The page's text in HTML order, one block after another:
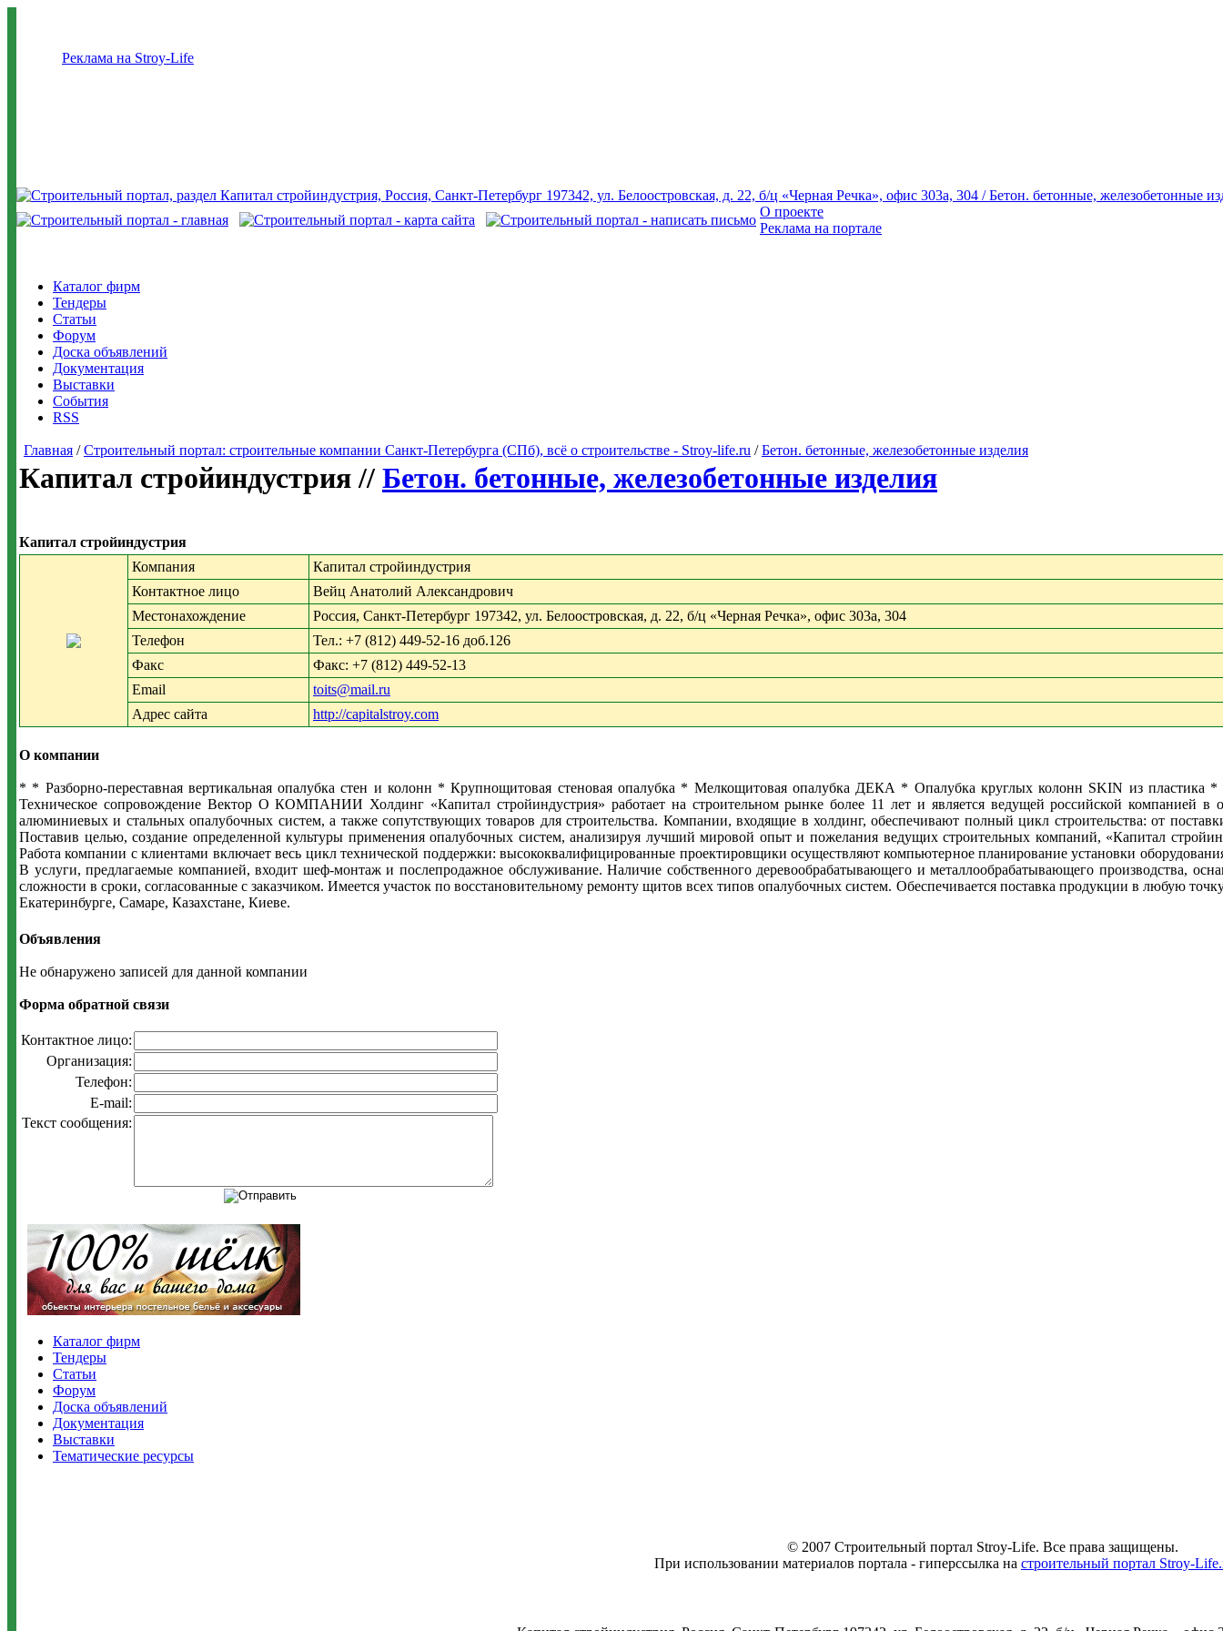
Реклама на Stroy-Life
О проекте
Реклама на портале
Каталог фирм
Тендеры
Статьи
Форум
Доска объявлений
Документация
Выставки
События
RSS
Главная /Строительный портал: строительные компании Санкт-Петербурга (СПб), всё о строительстве - Stroy-life.ru /Бетон. бетонные, железобетонные изделия
Капитал стройиндустрия // Бетон. бетонные, железобетонные изделия
Капитал стройиндустрия
Компания
Капитал стройиндустрия
Контактное лицо
Вейц Анатолий Александрович
Местонахождение
Россия, Санкт-Петербург 197342, ул. Белоостровская, д. 22, б/ц «Черная Речка», офис 303a, 304
Телефон
Тел.: +7 (812) 449-52-16 доб.126
Факс
Факс: +7 (812) 449-52-13
Email
toits@mail.ru
Адрес сайта
http://capitalstroy.com
О компании
* * Разборно-переставная вертикальная опалубка стен и колонн * Крупнощитовая стеновая опалубка * Мелкощитовая опалубка ДЕКА * Опалубка круглых колонн SKIN из
Техническое сопровождение Вектор О КОМПАНИИ Холдинг «Капитал cтройиндустрия» работает на строительном рынке более 11 лет и является ведущей российской компанией в
алюминиевых и стальных опалубочных систем, а также сопутствующих товаров для строительства. Компании, входящие в холдинг, обеспечивают полный цикл строительства: от
Поставив целью, создание определенной культуры применения опалубочных систем, анализируя лучший мировой опыт и пожелания ведущих строительных компаний, «Капитал
Работа компании с клиентами включает весь цикл технической поддержки: высококвалифицированные проектировщики осуществляют компьютерное планирование установки
В услуги, предлагаемые компанией, входит шеф-монтаж и послепродажное обслуживание. Наличие собственного деревообрабатывающего и металлообрабатывающего производства,
сложности в сроки, согласованные с заказчиком. Имеется участок по восстановительному ремонту щитов всех типов опалубочных систем. Обеспечивается поставка продукции в любую
Екатеринбурге, Самаре, Казахстане, Киеве.
Объявления
Не обнаружено записей для данной компании
Форма обратной связи
Контактное лицо:
Организация:
Телефон:
E-mail:
Текст сообщения:
Каталог фирм
Тендеры
Статьи
Форум
Доска объявлений
Документация
Выставки
Тематические ресурсы
© 2007 Строительный портал Stroy-Life. Все права защищены.
При использовании материалов портала - гиперссылка на строительный портал Stroy-